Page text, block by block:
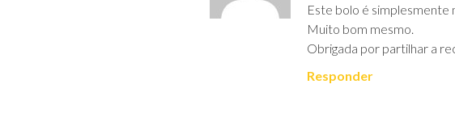
Este bolo é simplesmente
Muito bom mesmo.
Obrigada por partilhar a
Responder